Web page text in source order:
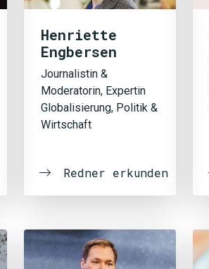
Henriette
Engbersen
Journalistin &
Moderatorin, Expertin
Globalisierung, Politik &
Wirtschaft
Redner erkunden